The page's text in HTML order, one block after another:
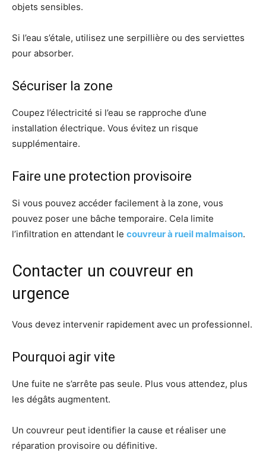
objets sensibles.
Si l’eau s’étale, utilisez une serpillière ou des serviettes
pour absorber.
Sécuriser la zone
Coupez l’électricité si l’eau se rapproche d’une
installation électrique. Vous évitez un risque
supplémentaire.
Faire une protection provisoire
Si vous pouvez accéder facilement à la zone, vous
pouvez poser une bâche temporaire. Cela limite
l’infiltration en attendant le couvreur à rueil malmaison.
Contacter un couvreur en
urgence
Vous devez intervenir rapidement avec un professionnel.
Pourquoi agir vite
Une fuite ne s’arrête pas seule. Plus vous attendez, plus
les dégâts augmentent.
Un couvreur peut identifier la cause et réaliser une
réparation provisoire ou définitive.